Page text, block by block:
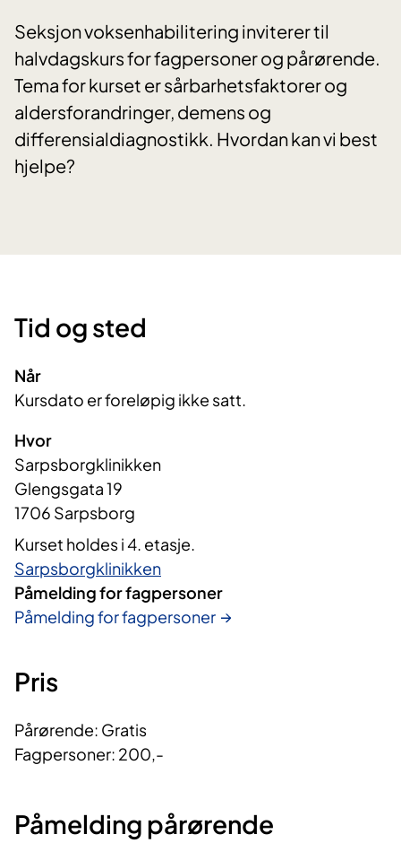
Seksjon voksenhabilitering inviterer til
halvdagskurs for fagpersoner og pårørende.
Tema for kurset er sårbarhetsfaktorer og
aldersforandringer, demens og
differensialdiagnostikk. Hvordan kan vi best
hjelpe?
Tid og sted
Når
Kursdato er foreløpig ikke satt.
Hvor
Sarpsborgklinikken
Glengsgata 19
1706 Sarpsborg
Kurset holdes i 4. etasje.
Sarpsborgklinikken
Påmelding for fagpersoner
Påmelding for fagpersoner
Pris
Pårørende: Gratis
Fagpersoner: 200,-
Påmelding pårørende